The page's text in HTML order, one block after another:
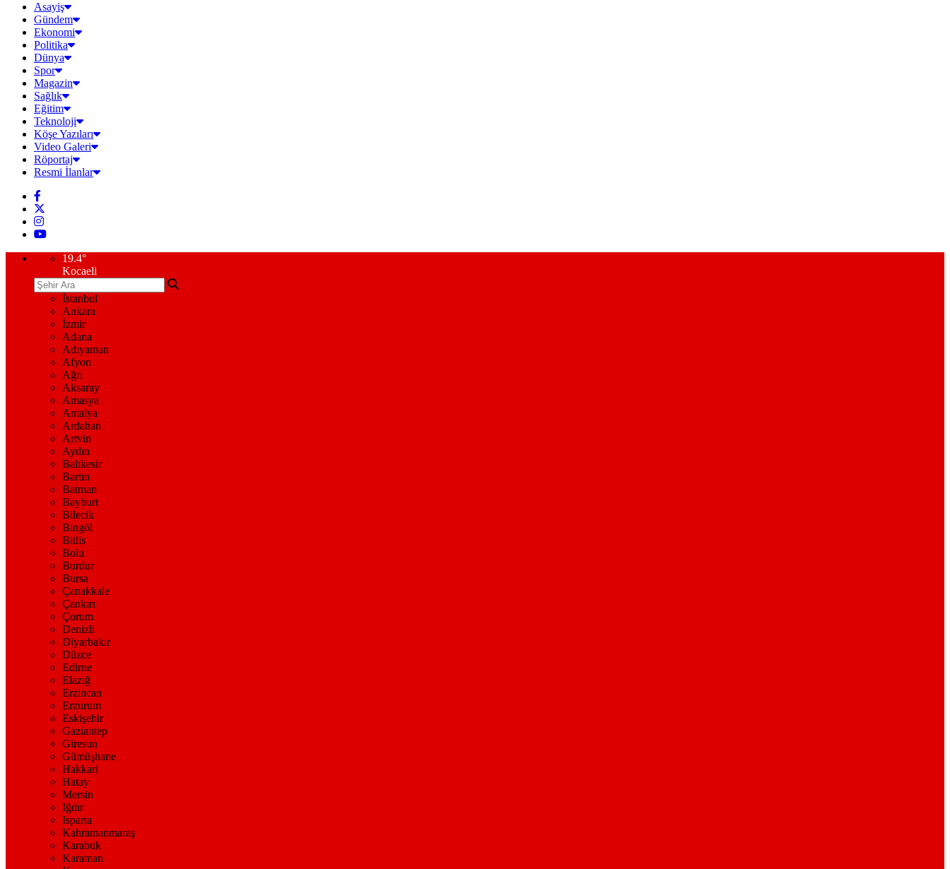
Asayiş
Gündem
Ekonomi
Politika
Dünya
Spor
Magazin
Sağlık
Eğitim
Teknoloji
Köşe Yazıları
Video Galeri
Röportaj
Resmi İlanlar
19.4°
Kocaeli
İstanbul
Ankara
İzmir
Adana
Adıyaman
Afyon
Ağrı
Aksaray
Amasya
Antalya
Ardahan
Artvin
Aydın
Balıkesir
Bartın
Batman
Bayburt
Bilecik
Bingöl
Bitlis
Bolu
Burdur
Bursa
Çanakkale
Çankırı
Çorum
Denizli
Diyarbakır
Düzce
Edirne
Elazığ
Erzincan
Erzurum
Eskişehir
Gaziantep
Giresun
Gümüşhane
Hakkari
Hatay
Mersin
Iğdır
Isparta
Kahramanmaraş
Karabük
Karaman